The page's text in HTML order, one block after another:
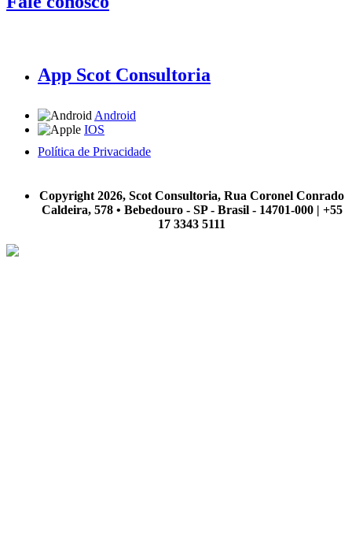
App Scot Consultoria
Android
IOS
Política de Privacidade
Copyright 2026, Scot Consultoria, Rua Coronel Conrado
Caldeira, 578 • Bebedouro - SP - Brasil - 14701-000 | +55
17 3343 5111